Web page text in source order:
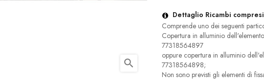
search
Dettaglio Ricambi
Comprende uno dei seguenti
Copertura in alluminio
77318564897
oppure copertura in alluminio
77318564898;
Non sono previsti gli elementi di